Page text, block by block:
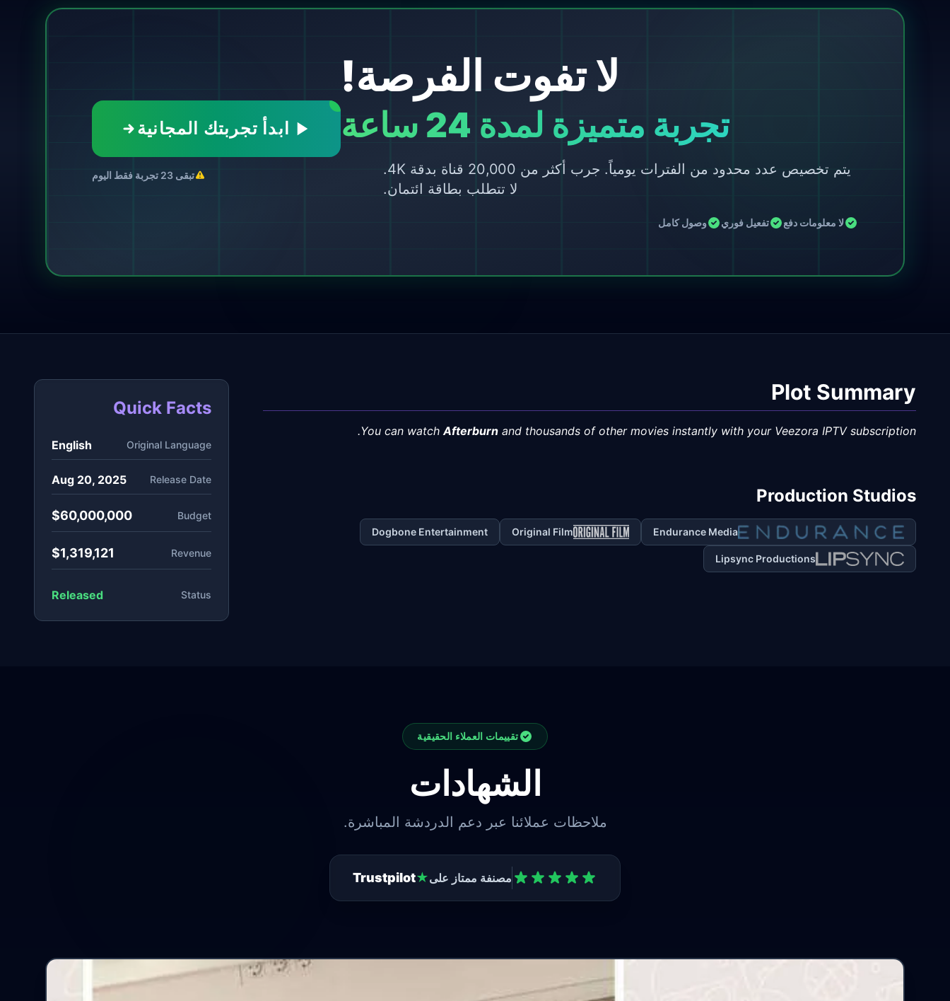
لا تفوت الفرصة!
تجربة متميزة لمدة 24 ساعة
يتم تخصيص عدد محدود من الفترات يومياً. جرب أكثر من 20,000 قناة بدقة 4K.
لا تتطلب بطاقة ائتمان.
لا معلومات دفع تفعيل فوري وصول كامل
ابدأ تجربتك المجانية
تبقى 23 تجربة فقط اليوم
Plot Summary
You can watchAfterburn and thousands of other movies instantly with your Veezora IPTV subscription.
Production Studios
Endurance Media
Original Film
Dogbone Entertainment
Lipsync Productions
Quick Facts
Original Language
English
Release Date
Aug 20, 2025
Budget
$60,000,000
Revenue
$1,319,121
Status
Released
تقييمات العملاء الحقيقية
الشهادات
ملاحظات عملائنا عبر دعم الدردشة المباشرة.
مصنفة ممتاز على★
Trustpilot